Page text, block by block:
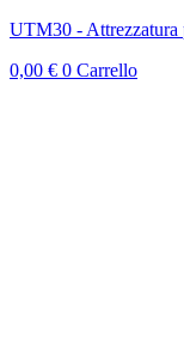
UTM30 -
0,00 € 0 Carrello